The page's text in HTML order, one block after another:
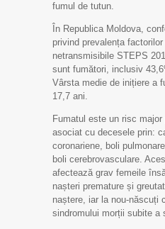
fumul de tutun.
În Republica Moldova,
privind prevalența
netransmisibile STEPS
sunt fumători, inclusiv
Vârsta medie de inițiere a
17,7 ani.
Fumatul este un risc
asociat cu decesele prin:
coronariene, boli
boli cerebrovasculare.
afectează grav femeile
nașteri premature și
naștere, iar la nou-născuți
sindromului morții subite a